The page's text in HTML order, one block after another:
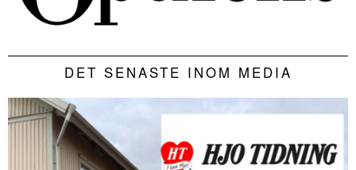
DET SENASTE INOM MEDIA